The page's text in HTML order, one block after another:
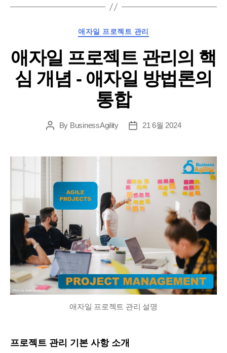
카
고
리
애자일 프로젝트 관리
애자일 프로젝트 관리의 핵
심 개념 - 애자일 방법론의
통합
게
작
자
By BusinessAgility
게
짜
21 6월 2024
애자일 프로젝트 관리 설명
프로젝트 관리 기본 사항 소개